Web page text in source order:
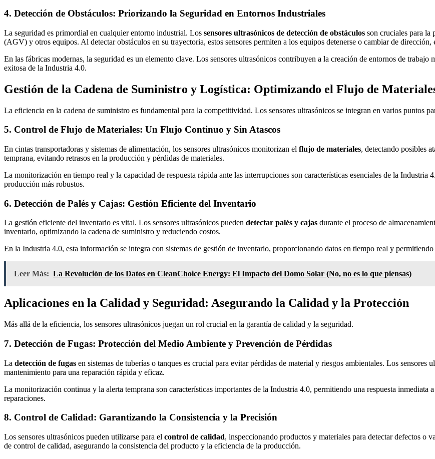
4. Detección de Obstáculos: Priorizando la Seguridad en Entornos Industriales
La seguridad es primordial en cualquier entorno industrial. Los sensores ultrasónicos de detección de obstáculos son cruciales para la
(AGV) y otros equipos. Al detectar obstáculos en su trayectoria, estos sensores permiten a los equipos detenerse o cambiar de dirección,
En las fábricas modernas, la seguridad es un elemento clave. Los sensores ultrasónicos contribuyen a la creación de entornos de
exitosa de la Industria 4.0.
Gestión de la Cadena de Suministro y Logística: Optimizando el Flujo de
La eficiencia en la cadena de suministro es fundamental para la competitividad. Los sensores ultrasónicos se integran en varios puntos
5. Control de Flujo de Materiales: Un Flujo Continuo y Sin Atascos
En cintas transportadoras y sistemas de alimentación, los sensores ultrasónicos monitorizan el flujo de materiales, detectando posibles
temprana, evitando retrasos en la producción y pérdidas de materiales.
La monitorización en tiempo real y la capacidad de respuesta rápida ante las interrupciones son características esenciales de la Industria
producción más robustos.
6. Detección de Palés y Cajas: Gestión Eficiente del Inventario
La gestión eficiente del inventario es vital. Los sensores ultrasónicos pueden detectar palés y cajas durante el proceso de
inventario, optimizando la cadena de suministro y reduciendo costos.
En la Industria 4.0, esta información se integra con sistemas de gestión de inventario, proporcionando datos en tiempo real y
Leer Más: La Revolución de los Datos en CleanChoice Energy: El Impacto del Domo Solar (No, no es lo que piensas)
Aplicaciones en la Calidad y Seguridad: Asegurando la Calidad y la Protección
Más allá de la eficiencia, los sensores ultrasónicos juegan un rol crucial en la garantía de calidad y la seguridad.
7. Detección de Fugas: Protección del Medio Ambiente y Prevención de Pérdidas
La detección de fugas en sistemas de tuberías o tanques es crucial para evitar pérdidas de material y riesgos ambientales. Los
mantenimiento para una reparación rápida y eficaz.
La monitorización continua y la alerta temprana son características importantes de la Industria 4.0, permitiendo una respuesta inmediata
reparaciones.
8. Control de Calidad: Garantizando la Consistencia y la Precisión
Los sensores ultrasónicos pueden utilizarse para el control de calidad, inspeccionando productos y materiales para detectar defectos o
de control de calidad, asegurando la consistencia del producto y la eficiencia de la producción.